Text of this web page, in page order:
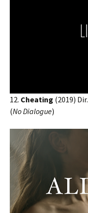
12. Cheating (2019) Dir.
(No Dialogue)